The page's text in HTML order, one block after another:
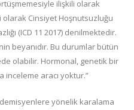
ilişkili olarak
olarak Cinsiyet Hoşnutsuzluğu
(ICD 11 2017) denilmektedir.
beyanıdır. Bu durumlar bütün
olabilir. Hormonal, genetik bir
aracı yoktur.”
yönelik karalama